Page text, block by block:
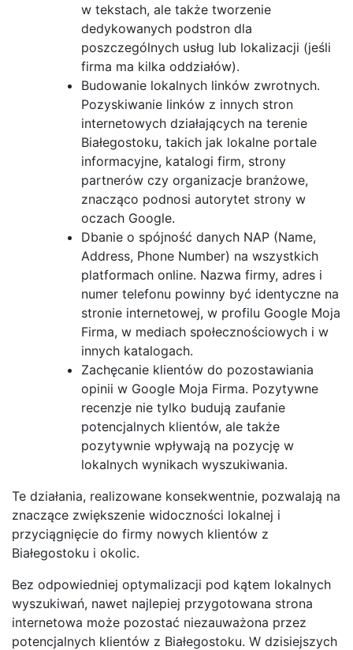
w tekstach, ale także tworzenie
dedykowanych podstron dla
poszczególnych usług lub lokalizacji (jeśli
firma ma kilka oddziałów).
Budowanie lokalnych linków zwrotnych.
Pozyskiwanie linków z innych stron
internetowych działających na terenie
Białegostoku, takich jak lokalne portale
informacyjne, katalogi firm, strony
partnerów czy organizacje branżowe,
znacząco podnosi autorytet strony w
oczach Google.
Dbanie o spójność danych NAP (Name,
Address, Phone Number) na wszystkich
platformach online. Nazwa firmy, adres i
numer telefonu powinny być identyczne na
stronie internetowej, w profilu Google Moja
Firma, w mediach społecznościowych i w
innych katalogach.
Zachęcanie klientów do pozostawiania
opinii w Google Moja Firma. Pozytywne
recenzje nie tylko budują zaufanie
potencjalnych klientów, ale także
pozytywnie wpływają na pozycję w
lokalnych wynikach wyszukiwania.
Te działania, realizowane konsekwentnie, pozwalają na
znaczące zwiększenie widoczności lokalnej i
przyciągnięcie do firmy nowych klientów z
Białegostoku i okolic.
Bez odpowiedniej optymalizacji pod kątem lokalnych
wyszukiwań, nawet najlepiej przygotowana strona
internetowa może pozostać niezauważona przez
potencjalnych klientów z Białegostoku. W dzisiejszych